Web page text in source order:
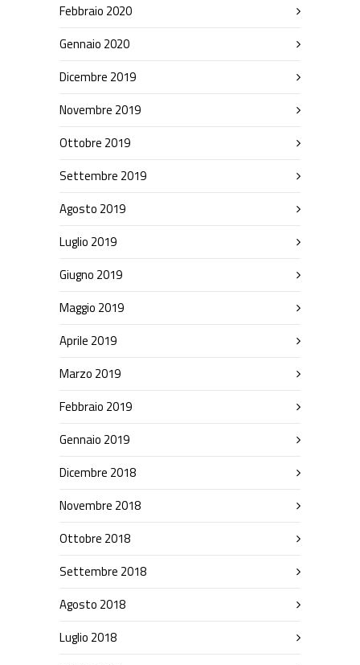
Febbraio 2020
Gennaio 2020
Dicembre 2019
Novembre 2019
Ottobre 2019
Settembre 2019
Agosto 2019
Luglio 2019
Giugno 2019
Maggio 2019
Aprile 2019
Marzo 2019
Febbraio 2019
Gennaio 2019
Dicembre 2018
Novembre 2018
Ottobre 2018
Settembre 2018
Agosto 2018
Luglio 2018